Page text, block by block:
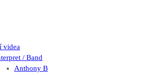
videa
/ Band
Anthony B